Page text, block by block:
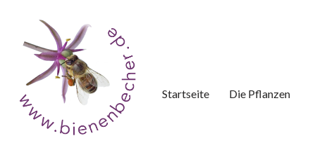
Zum
Inhalt
springen
Startseite
Die Pflanzen